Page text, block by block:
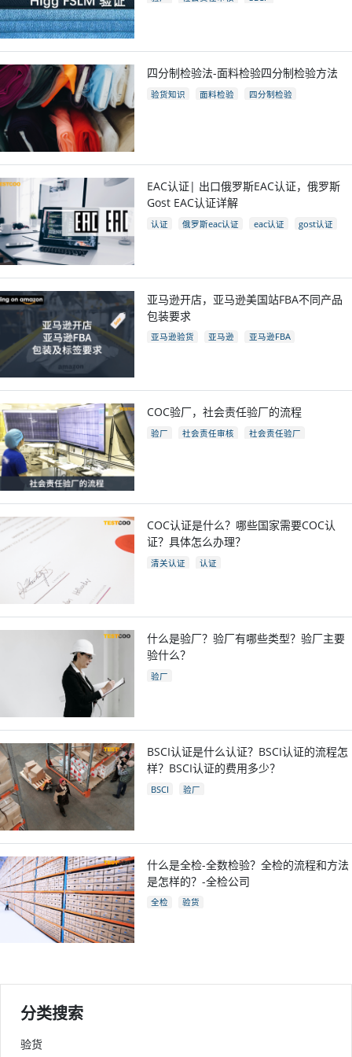
四分制检验法-面料检验四分制检验方法
验货知识 面料检验 四分制检验
EAC认证| 出口俄罗斯EAC认证，俄罗斯
Gost EAC认证详解
认证 俄罗斯eac认证 eac认证
gost认证
亚马逊开店，亚马逊美国站FBA不同产品
包装要求
亚马逊验货 亚马逊
亚马逊FBA
COC验厂，社会责任验厂的流程
验厂 社会责任审核
社会责任验厂
COC认证是什么？哪些国家需要COC认
证？具体怎么办理？
清关认证 认证
什么是验厂？验厂有哪些类型？验厂主要
验什么？
验厂
BSCI认证是什么认证？BSCI认证的流程怎
样？BSCI认证的费用多少？
BSCI 验厂
什么是全检-全数检验？全检的流程和方法
是怎样的？-全检公司
全检 验货
分类搜索
验货